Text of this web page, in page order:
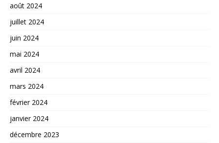
août 2024
juillet 2024
juin 2024
mai 2024
avril 2024
mars 2024
février 2024
janvier 2024
décembre 2023